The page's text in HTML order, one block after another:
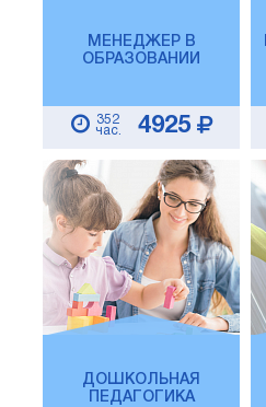
МЕНЕДЖЕР В
ОБРАЗОВАНИИ
352
час.
4925
ДОШКОЛЬНАЯ
ПЕДАГОГИКА